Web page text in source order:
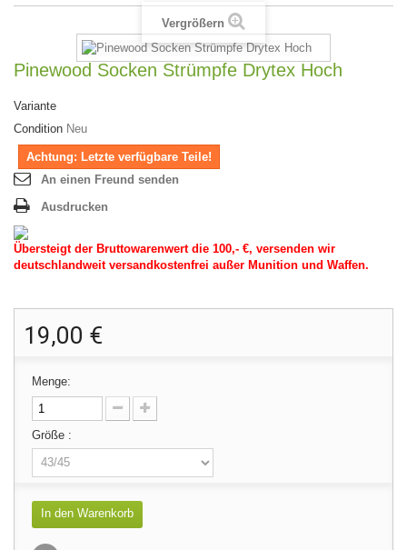
Vergrößern
Pinewood Socken Strümpfe Drytex Hoch
Variante
Condition Neu
Achtung: Letzte verfügbare Teile!
An einen Freund senden
Ausdrucken
Übersteigt der Bruttowarenwert die 100,- €, versenden wir
deutschlandweit versandkostenfrei außer Munition und Waffen.
19,00 €
Menge:
Größe :
In den Warenkorb